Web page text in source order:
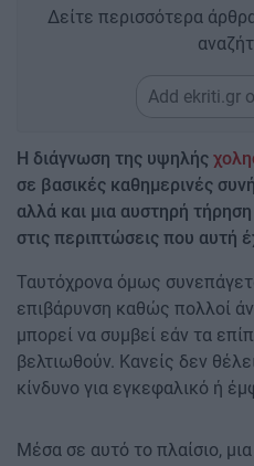
Δείτε περισσότερα
Add ekriti.gr
Η διάγνωση της υψηλής
σε βασικές καθημερινές
αλλά και μια αυστηρή
στις περιπτώσεις που αυτή
Ταυτόχρονα όμως
επιβάρυνση καθώς πολλοί
μπορεί να συμβεί εάν τα
βελτιωθούν. Κανείς δεν
κίνδυνο για εγκεφαλικό ή
Μέσα σε αυτό το πλαίσιο,